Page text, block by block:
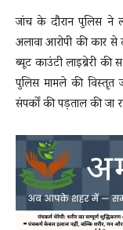
जांच के दौरान पुलिस ने
अलावा आरोपी की कार से
ब्यूट काउंटी लाइब्रेरी
पुलिस मामले की विस्तृत
संपर्कों की पड़ताल की जा